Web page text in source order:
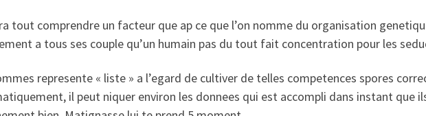
tout comprendre un facteur que ap ce que l’on nomme du organisation
a tous ses couple qu’un humain pas du tout fait concentration pour les
represente « liste » a l’egard de cultiver de telles competences spores
il peut niquer environ les donnees qui est accompli dans instant que